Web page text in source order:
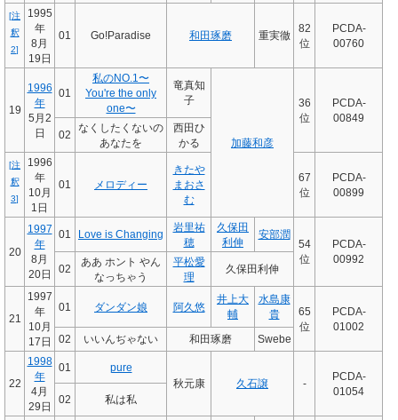
[注
釈
2]
1995
年
8月
19日
01 Go!Paradise 和田琢磨 重実徹
82
位
PCDA-
00760
19
1996
年
5月2
日
01
私のNO.1〜
You're the only
one〜
竜真知
子
加藤和彦
36
位
PCDA-
00849
02
なくしたくないの
あなたを
西田ひ
かる
[注
釈
3]
1996
年
10月
1日
01 メロディー
きたや
まおさ
む
67
位
PCDA-
00899
20
1997
年
8月
20日
01 Love is Changing
岩里祐
穂
久保田
利伸
安部潤
54
位
PCDA-
00992
02
ああ ホント やん
なっちゃう
平松愛
理
久保田利伸
21
1997
年
10月
17日
01 ダンダン娘 阿久悠
井上大
輔
水島康
貴
65
位
PCDA-
01002
02
いいんぢゃない 和田琢磨 Swebe
22
1998
年
4月
29日
01
pure
秋元康
久石譲 -
PCDA-
01054
02 私は私